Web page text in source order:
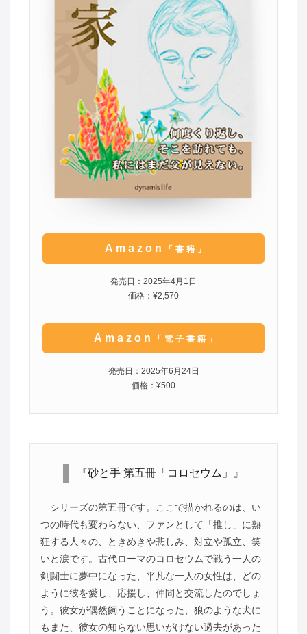
Amazon 「書籍」
発売日：2025年4月1日
価格：¥2,570
Amazon 「電子書籍」
発売日：2025年6月24日
価格：¥500
『砂と手 第五冊「コロセウム」』
シリーズの第五冊です。ここで描かれるのは、い
つの時代も変わらない、ファンとして「推し」に熱
狂する人々の、ときめきや悲しみ、対立や孤立、笑
いと涙です。古代ローマのコロセウムで戦う一人の
剣闘士に夢中になった、平凡な一人の女性は、どの
ように彼を愛し、応援し、仲間と交流したのでしょ
う。彼女が偶然飼うことになった、狼のような犬に
もまた、彼女の知らない思いがけない過去があった